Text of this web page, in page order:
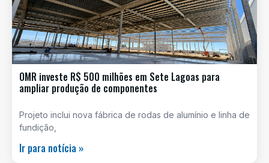
OMR investe R$ 500 milhões em Sete Lagoas para
ampliar produção de componentes
Projeto inclui nova fábrica de rodas de alumínio e linha de
fundição,
Ir para notícia »